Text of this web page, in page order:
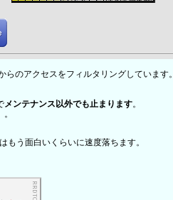
らのアクセスをフィルタリングしています。
メンテナンス以外でも止まります。
もう面白いくらいに速度落ちます。